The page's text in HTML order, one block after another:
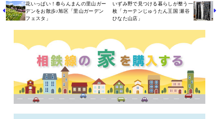
花いっぱい！春らんまんの里山ガー
デンをお散歩♪旭区「里山ガーデン
フェスタ」
いずみ野で見つける暮らしが整う一
枚「カーテンじゅうたん王国 瀬谷
ひなた山店」